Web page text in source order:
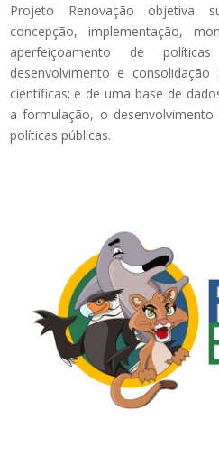
Projeto Renovação objetiva
concepção, implementação,
aperfeiçoamento de
desenvolvimento e consolidação
científicas; e de uma base de
a formulação, o
políticas públicas.